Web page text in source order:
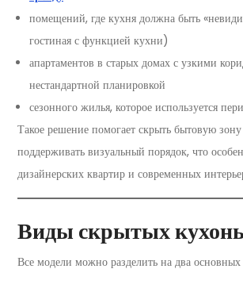
помещений, где кухня должна быть
гостиная с функцией кухни)
апартаментов в старых домах с узкими
нестандартной планировкой
сезонного жилья, которое используется
Такое решение помогает скрыть бытовую зону
поддерживать визуальный порядок, что
дизайнерских квартир и современных
Виды скрытых кухонь
Все модели можно разделить на два основных